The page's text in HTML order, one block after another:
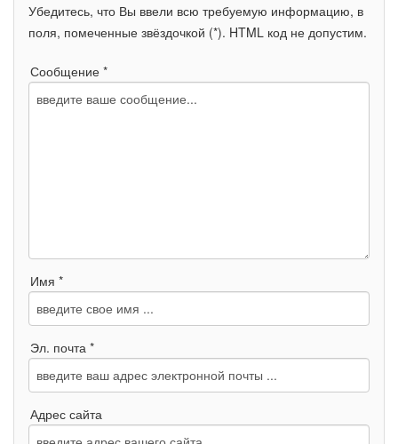
Убедитесь, что Вы ввели всю требуемую информацию, в
поля, помеченные звёздочкой (*). HTML код не допустим.
Сообщение *
Имя *
Эл. почта *
Адрес сайта